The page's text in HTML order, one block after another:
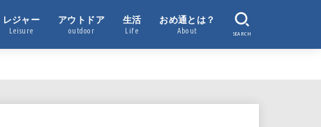
レジャー
Leisure
アウトドア
outdoor
生活
Life
おめ通とは？
About SEARCH